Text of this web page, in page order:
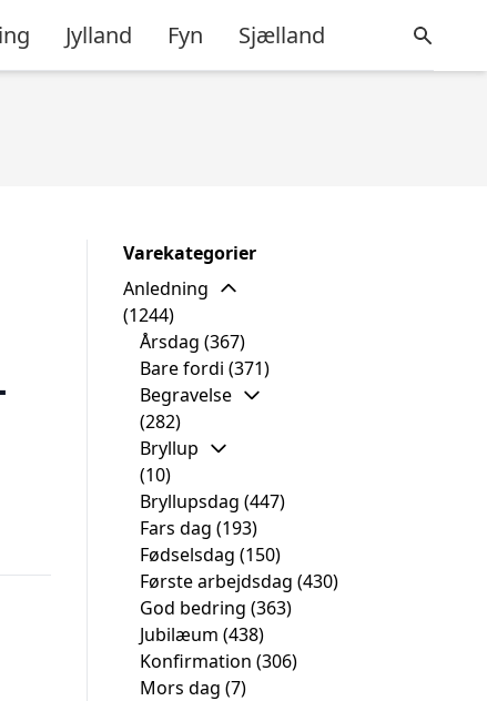
Jylland Fyn Sjælland
Varekategorier
Anledning
(1244)
Årsdag (367)
Bare fordi (371)
Begravelse
(282)
Bryllup
(10)
Bryllupsdag (447)
Fars dag (193)
Fødselsdag (150)
Første arbejdsdag (430)
God bedring (363)
Jubilæum (438)
Konfirmation (306)
Mors dag (7)